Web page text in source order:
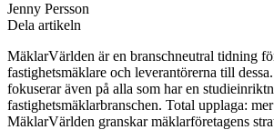
Jenny Persson
Dela artikeln
MäklarVärlden är en branschneutral tidning
fastighetsmäklare och leverantörerna till
fokuserar även på alla som har en
fastighetsmäklarbranschen. Total upplaga:
MäklarVärlden granskar mäklarföretagens